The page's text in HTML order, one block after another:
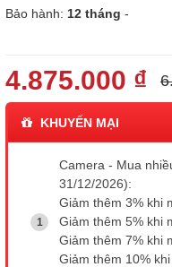
Bảo hành: 12 tháng -
4.875.000 ₫
KHUYẾN MẠI
Camera - Mua
31/12/2026):
Giảm thêm 3% khi
Giảm thêm 5% khi
Giảm thêm 7% khi
Giảm thêm 10%